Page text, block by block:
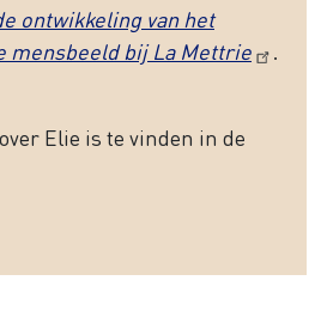
ontwikkeling van het
mensbeeld bij La Mettrie
.
Elie is te vinden in de